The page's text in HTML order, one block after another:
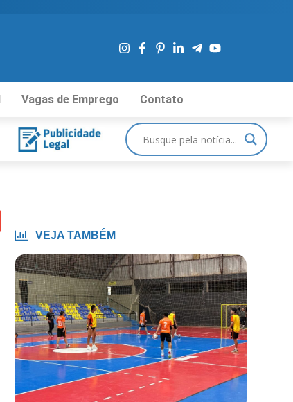
Vagas de Emprego Contato
VEJA TAMBÉM